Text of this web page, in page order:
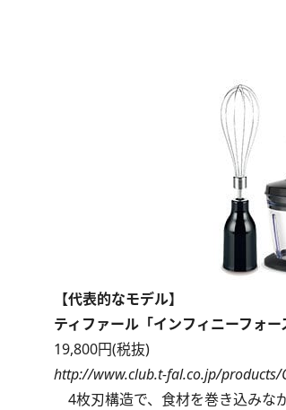
【代表的なモデル】
ティファール「インフィニーフォー
19,800円(税抜)
http://www.club.t-fal.co.jp/
4枚刃構造で、食材を巻き込みな